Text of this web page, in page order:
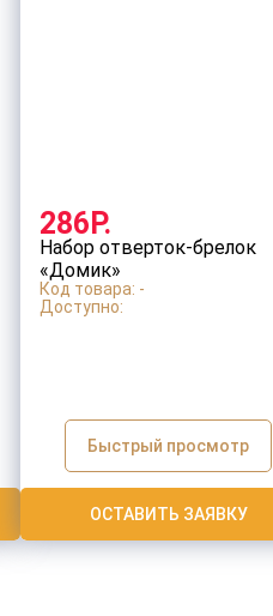
286Р.
Набор отверток-брелок
«Домик»
Код товара: -
Доступно:
Быстрый просмотр
ОСТАВИТЬ ЗАЯВКУ